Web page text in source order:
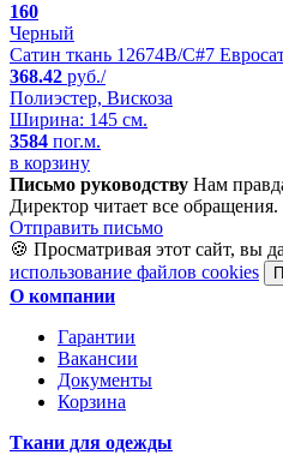
160
Черный
Сатин ткань 12674B/C#7
368.42 руб./
Полиэстер, Вискоза
Ширина: 145 см.
3584 пог.м.
в корзину
Письмо руководству Нам
Директор читает все обращения.
Отправить письмо
🍪 Просматривая этот сайт, вы
использование файлов cookies
О компании
Гарантии
Вакансии
Документы
Корзина
Ткани для одежды